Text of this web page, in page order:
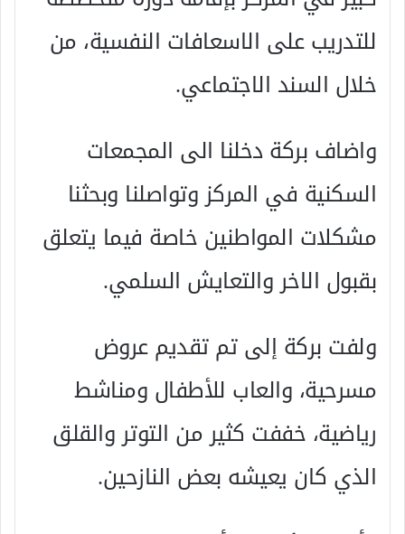
للتدريب على الاسعافات النفسية، من
خلال السند الاجتماعي.
واضاف بركة دخلنا الى المجمعات
السكنية في المركز وتواصلنا وبحثنا
مشكلات المواطنين خاصة فيما يتعلق
بقبول الاخر والتعايش السلمي.
ولفت بركة إلى تم تقديم عروض
مسرحية، والعاب للأطفال ومناشط
رياضية، خففت كثير من التوتر والقلق
الذي كان يعيشه بعض النازحين.